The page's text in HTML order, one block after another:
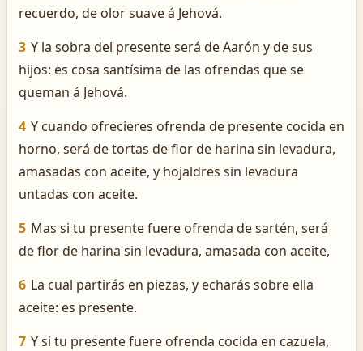
recuerdo, de olor suave á Jehová.
3 Y la sobra del presente será de Aarón y de sus
hijos: es cosa santísima de las ofrendas que se
queman á Jehová.
4 Y cuando ofrecieres ofrenda de presente cocida en
horno, será de tortas de flor de harina sin levadura,
amasadas con aceite, y hojaldres sin levadura
untadas con aceite.
5 Mas si tu presente fuere ofrenda de sartén, será
de flor de harina sin levadura, amasada con aceite,
6 La cual partirás en piezas, y echarás sobre ella
aceite: es presente.
7 Y si tu presente fuere ofrenda cocida en cazuela,